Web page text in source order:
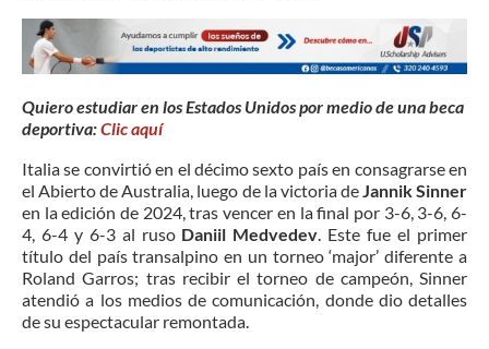
Quiero estudiar en los Estados Unidos por medio de una beca
deportiva:Clic aquí
Italia se convirtió en el décimo sexto país en consagrarse en
el Abierto de Australia, luego de la victoria de Jannik Sinner
en la edición de 2024, tras vencer en la final por 3-6, 3-6, 6-
4, 6-4 y 6-3 al ruso Daniil Medvedev . Este fue el primer
título del país transalpino en un torneo ‘major’ diferente a
Roland Garros; tras recibir el torneo de campeón, Sinner
atendió a los medios de comunicación, donde dio detalles
de su espectacular remontada.